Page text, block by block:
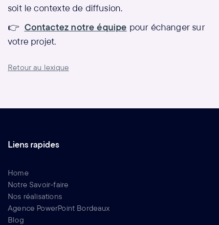
soit le contexte de diffusion.
👉 Contactez notre équipe pour échanger sur
votre projet.
Retour au lexique
Liens rapides
Home
Notre Savoir-faire
Nos réalisations
Agence PowerPoint Bordeaux
Blog